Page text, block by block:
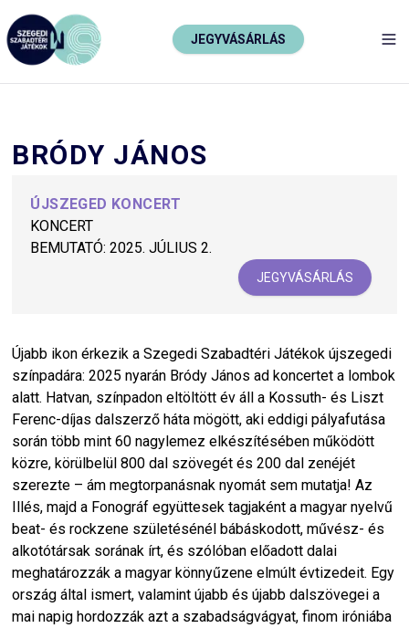
JEGYVÁSÁRLÁS
BRÓDY JÁNOS
ÚJSZEGED KONCERT
KONCERT
BEMUTATÓ: 2025. JÚLIUS 2.
JEGYVÁSÁRLÁS
Újabb ikon érkezik a Szegedi Szabadtéri Játékok újszegedi
színpadára: 2025 nyarán Bródy János ad koncertet a lombok
alatt. Hatvan, színpadon eltöltött év áll a Kossuth- és Liszt
Ferenc-díjas dalszerző háta mögött, aki eddigi pályafutása
során több mint 60 nagylemez elkészítésében működött
közre, körülbelül 800 dal szövegét és 200 dal zenéjét
szerezte – ám megtorpanásnak nyomát sem mutatja! Az
Illés, majd a Fonográf együttesek tagjaként a magyar nyelvű
beat- és rockzene születésénél bábáskodott, művész- és
alkotótársak sorának írt, és szólóban előadott dalai
meghatározzák a magyar könnyűzene elmúlt évtizedeit. Egy
ország által ismert, valamint újabb és újabb dalszövegei a
mai napig hordozzák azt a szabadságvágyat, finom iróniába